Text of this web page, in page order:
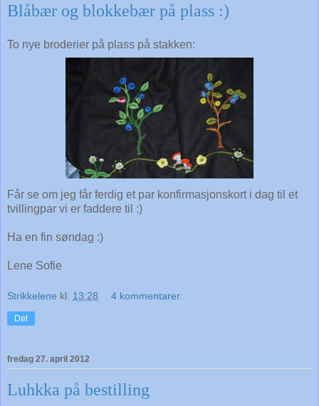
Blåbær og blokkebær på plass :)
To nye broderier på plass på stakken:
Får se om jeg får ferdig et par konfirmasjonskort i dag til et
tvillingpar vi er faddere til :)
Ha en fin søndag :)
Lene Sofie
Strikkelene kl. 13:28 4 kommentarer:
Del
fredag 27. april 2012
Luhkka på bestilling